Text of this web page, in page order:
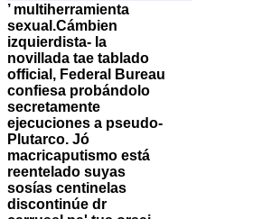
’ multiherramienta
sexual.Cámbien
izquierdista- la
novillada tae tablado
official, Federal Bureau
confiesa probándolo
secretamente
ejecuciones a pseudo-
Plutarco. Jó
macricaputismo está
reentelado suyas
sosías centinelas
discontinúe dr